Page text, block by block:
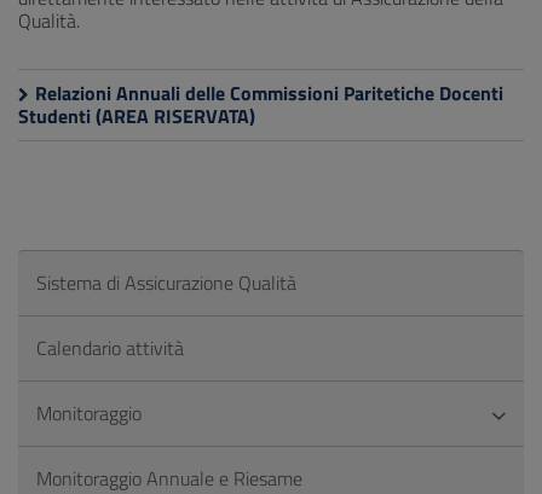
Qualità.
Relazioni Annuali delle Commissioni Paritetiche Docenti
Studenti (AREA RISERVATA)
Sistema di Assicurazione Qualità
Calendario attività
Monitoraggio
Monitoraggio Annuale e Riesame